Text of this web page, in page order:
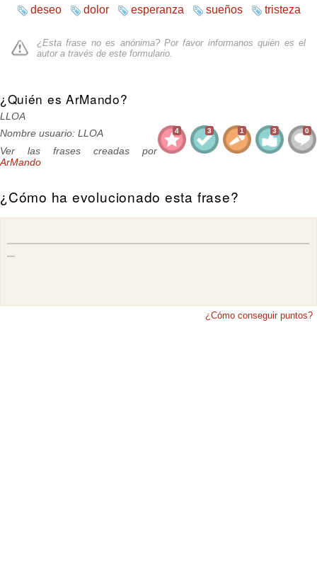
deseo dolor esperanza sueños tristeza
¿Esta frase no es anónima? Por favor informanos quién es el
autor a través de este formulario
¿Quién es ArMando?
LLOA
4 3 1 3 0
Nombre usuario: LLOA
Ver las frases creadas por
ArMando
¿Cómo ha evolucionado esta frase?
¿Cómo conseguir puntos?